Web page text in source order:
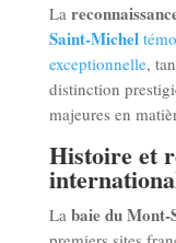
La
Saint-Michel
exceptionnelle,
distinction
majeures en
Histoire et
La baie du